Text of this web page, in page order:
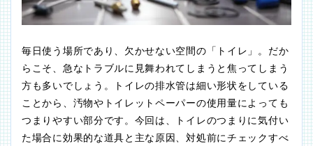
毎日使う場所であり、欠かせない空間の「トイレ」。だか
らこそ、急なトラブルに見舞われてしまうと焦ってしまう
方も多いでしょう。トイレの排水管は細い形状をしている
ことから、汚物やトイレットペーパーの使用量によっても
つまりやすい部分です。今回は、トイレのつまりに気付い
た場合に効果的な道具と主な原因、対処前にチェックすべ